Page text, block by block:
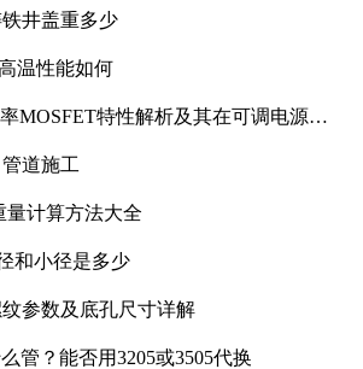
井盖重多少
温性能如何
MOSFET特性解析及其在可调电源设
道施工
量计算方法大全
和小径是多少
纹参数及底孔尺寸详解
管？能否用3205或3505代换